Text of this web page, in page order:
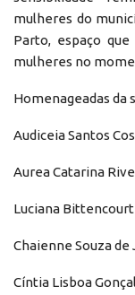
mulheres do
Parto, espaço
mulheres no
Homenageadas da
Audiceia Santos
Aurea Catarina
Luciana Bittencourt
Chaienne Souza de
Cíntia Lisboa